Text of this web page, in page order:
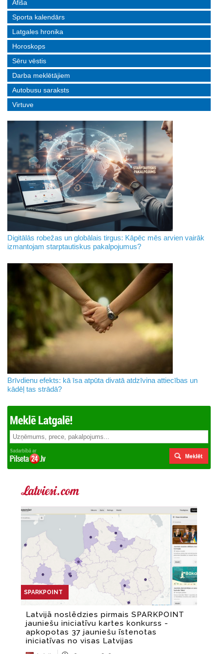
Afiša
Sporta kalendārs
Latgales hronika
Horoskops
Sēru vēstis
Darba meklētājiem
Autobusu saraksts
Virtuve
Digitālās robežas un globālais tirgus: Kāpēc mēs arvien vairāk
izmantojam starptautiskus pakalpojumus?
Brīvdienu efekts: kā īsa atpūta divatā atdzīvina attiecības un
kādēļ tas strādā?